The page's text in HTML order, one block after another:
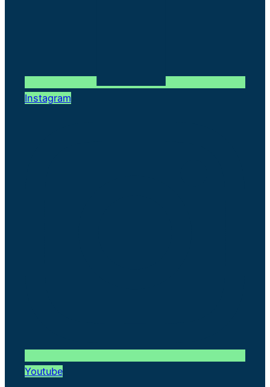
Instagram
Youtube